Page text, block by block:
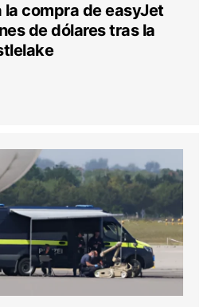
compra de easyJet
de dólares tras la